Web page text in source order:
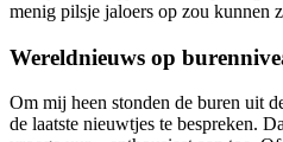
menig pilsje jaloers op zou kunnen
Wereldnieuws op
Om mij heen stonden de buren uit
de laatste nieuwtjes te bespreken.